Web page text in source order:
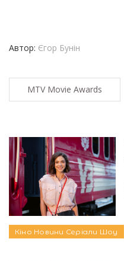
Автор: Єгор Бунін
MTV Movie Awards
Кіно Новини Серіали Шоу